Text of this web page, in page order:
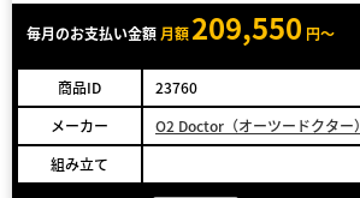
毎月のお支払い金額 月額209,550 円～
商品ID
23760
メーカー
O2 Doctor（オーツードクター）
組み立て